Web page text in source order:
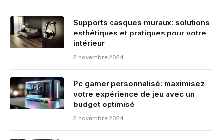
Supports casques muraux: solutions
esthétiques et pratiques pour votre
intérieur
2 novembre 2024
Pc gamer personnalisé: maximisez
votre expérience de jeu avec un
budget optimisé
2 novembre 2024